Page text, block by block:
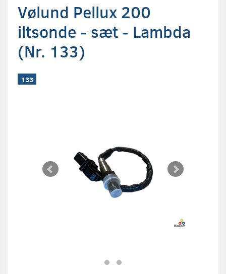
Vølund Pellux 200
iltsonde - sæt - Lambda
(Nr. 133)
133